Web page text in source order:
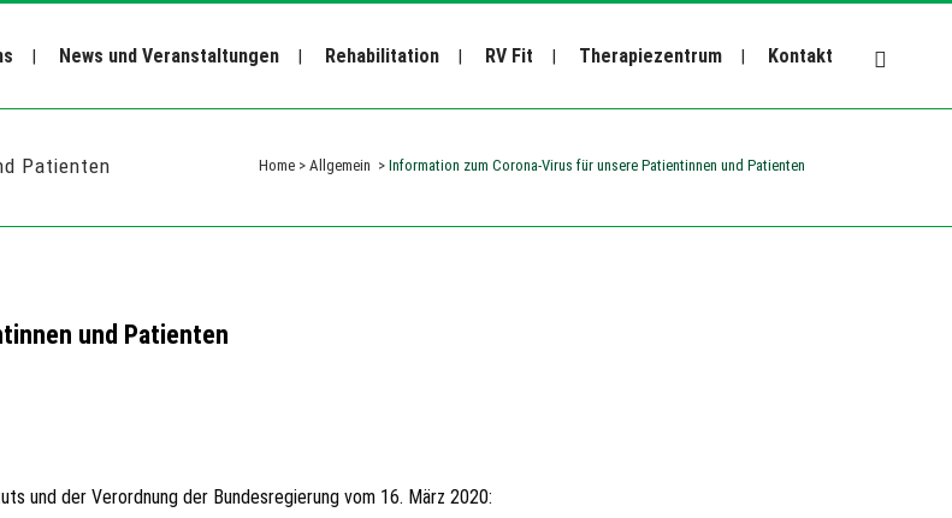
News und Veranstaltungen Rehabilitation RV Fit Therapiezentrum Kontakt
Patienten Home > Allgemein > Information zum Corona-Virus für unsere Patientinnen und Patienten
und Patienten
und der Verordnung der Bundesregierung vom 16. März 2020: